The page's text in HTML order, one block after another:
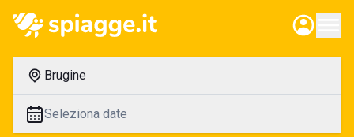
Brugine
Seleziona date